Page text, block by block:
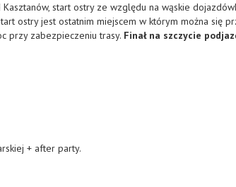
start ostry ze względu na wąskie
ostry jest ostatnim miejscem w którym można się
przy zabezpieczeniu trasy. Finał na szczycie
+ after party.